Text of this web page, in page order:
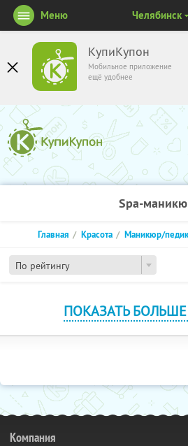
КупиКупон
Мобильное приложение
ещё удобнее
Меню Челябинск
Spa-
По рейтингу
Главная Красота Маникюр/
ПОКАЗАТЬ
Компания